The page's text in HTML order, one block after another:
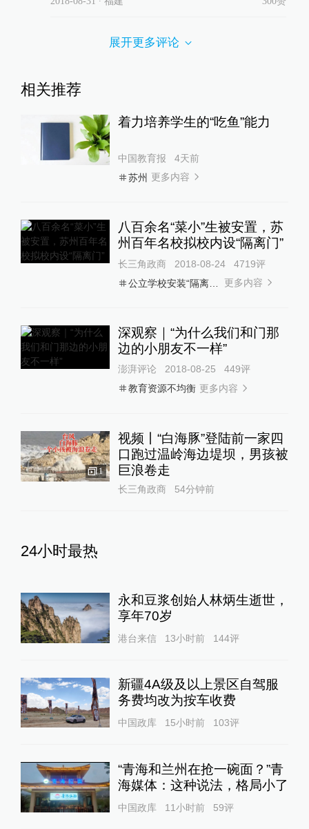
展开更多评论
相关推荐
着力培养学生的“吃鱼”能力
中国教育报
4天前
苏州 更多内容
八百余名“菜小”生被安置，苏
州百年名校拟校内设“隔离门”
长三角政商 2018-08-24 4719评
公立学校安装“隔离门”
更多内容
深观察｜“为什么我们和门那
边的小朋友不一样”
澎湃评论 2018-08-25 449评
教育资源不均衡 更多内容
1
视频丨“白海豚”登陆前一家四
口跑过温岭海边堤坝，男孩被
巨浪卷走
长三角政商 54分钟前
24小时最热
永和豆浆创始人林炳生逝世，
享年70岁
港台来信 13小时前 144评
新疆4A级及以上景区自驾服
务费均改为按车收费
中国政库 15小时前 103评
“青海和兰州在抢一碗面？”青
海媒体：这种说法，格局小了
中国政库 11小时前 59评